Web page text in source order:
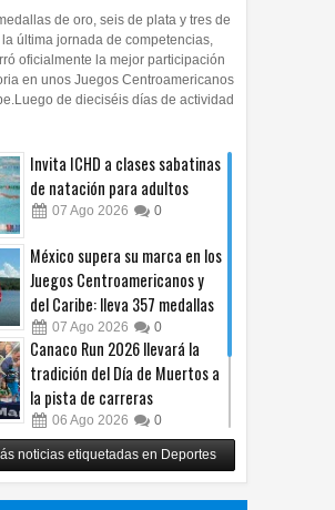
de oro, seis de plata y tres de
última jornada de competencias,
oficialmente la mejor participación
en unos Juegos Centroamericanos
de dieciséis días de actividad
Invita ICHD a clases sabatinas
de natación para adultos
07 Ago 2026 0
México supera su marca en los
Juegos Centroamericanos y
del Caribe: lleva 357 medallas
07 Ago 2026 0
Canaco Run 2026 llevará la
tradición del Día de Muertos a
la pista de carreras
06 Ago 2026 0
Alista Fighters Mexican
Promotions posible regreso
con peleas en jaula
noticias etiquetadas en Deportes